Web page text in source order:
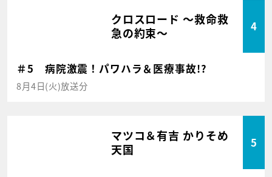
クロスロード ～救命救
急の約束～
4
＃5 病院激震！パワハラ＆医療事故!?
8月4日(火)放送分
マツコ＆有吉 かりそめ
天国
5